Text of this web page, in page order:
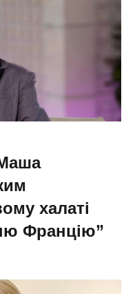
халаті
Францію”